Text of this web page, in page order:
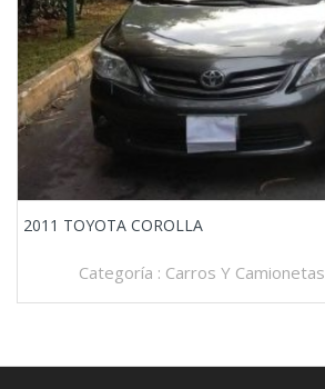
2011 TOYOTA COROLLA
Categoría : Carros Y Camionetas